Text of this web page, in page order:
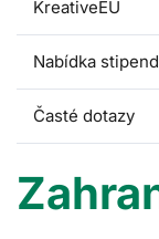
KreativeEU
Nabídka
Časté dotazy